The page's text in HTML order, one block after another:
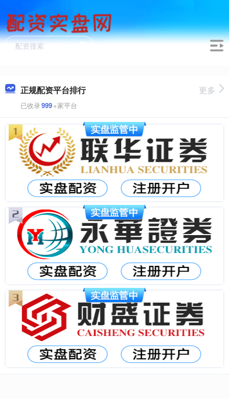
正规配资平台排行
已收录999+家平台
更多